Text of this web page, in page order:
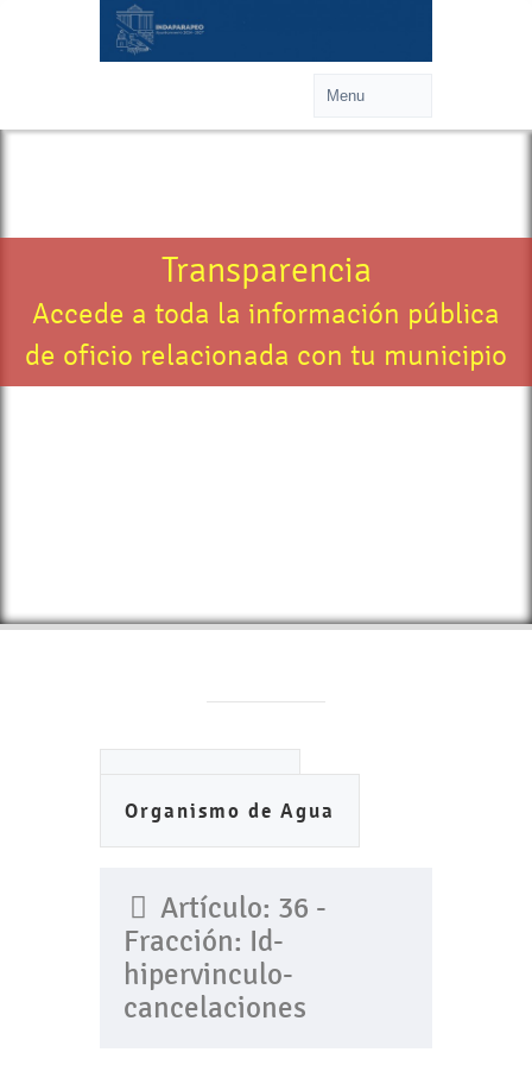
Transparencia
Accede a toda la información pública
de oficio relacionada con tu municipio
Organismo de Agua
Artículo: 36 -
Fracción: Id-
hipervinculo-
cancelaciones